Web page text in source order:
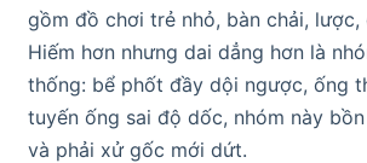
gồm đồ chơi trẻ nhỏ, bàn chải, lược,
Hiếm hơn nhưng dai dẳng hơn là
thống: bể phốt đầy dội ngược, ống
tuyến ống sai độ dốc, nhóm này
và phải xử gốc mới dứt.